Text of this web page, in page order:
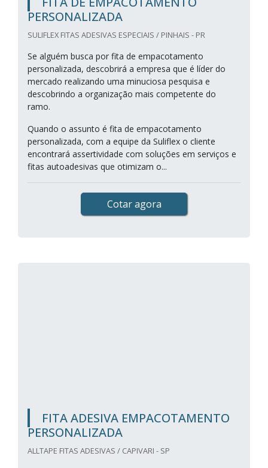
PERSONALIZADA
SULIFLEX FITAS ADESIVAS ESPECIAIS / PINHAIS - PR
Se alguém busca por fita de empacotamento
personalizada, descobrirá a empresa que é líder do
mercado realizando uma minuciosa pesquisa e
descobrindo a organização mais competente do
ramo.
Quando o assunto é fita de empacotamento
personalizada, com a equipe da Suliflex o cliente
encontrará assertividade com soluções em serviços e
fitas autoadesivas que otimizam o...
Cotar agora
FITA ADESIVA EMPACOTAMENTO
PERSONALIZADA
ALLTAPE FITAS ADESIVAS / CAPIVARI - SP